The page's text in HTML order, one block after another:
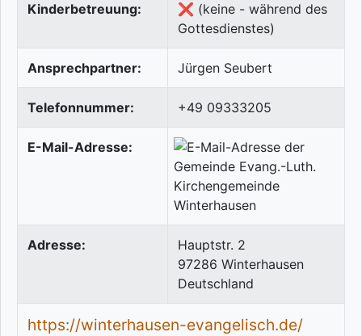
Kinderbetreuung:
❌ (keine - während des
Gottesdienstes)
Ansprechpartner: Jürgen Seubert
Telefonnummer: +49 09333205
E-Mail-Adresse:
Adresse:
Hauptstr. 2
97286 Winterhausen
Deutschland
https://winterhausen-evangelisch.de/